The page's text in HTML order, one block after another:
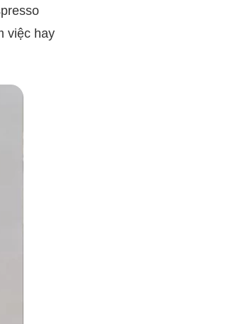
việc hay